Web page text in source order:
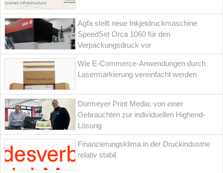
Agfa stellt neue Inkjetdruckmaschine
SpeedSet Orca 1060 für den
Verpackungsdruck vor
Wie E-Commerce-Anwendungen durch
Lasermarkierung vereinfacht werden
Dürmeyer Print Media: von einer
Gebrauchten zur individuellen Highend-
Lösung
Finanzierungsklima in der Druckindustrie
relativ stabil